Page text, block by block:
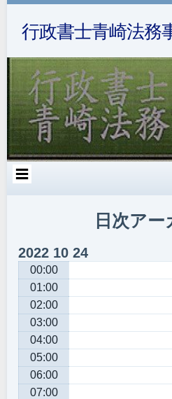
コ
テ
ツ
ス
キ
ッ
プ
3
行政書士青崎法務
日次ア
2022 10 24
00:00
01:00
02:00
03:00
04:00
05:00
06:00
07:00